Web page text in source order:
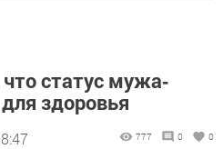
статус мужа‐
здоровья
777 0 0